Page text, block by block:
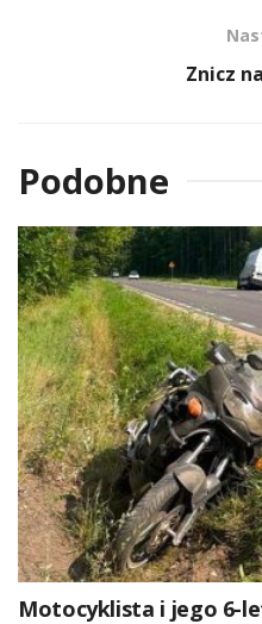
Znicz
Podobne
Motocyklista i jego 6-